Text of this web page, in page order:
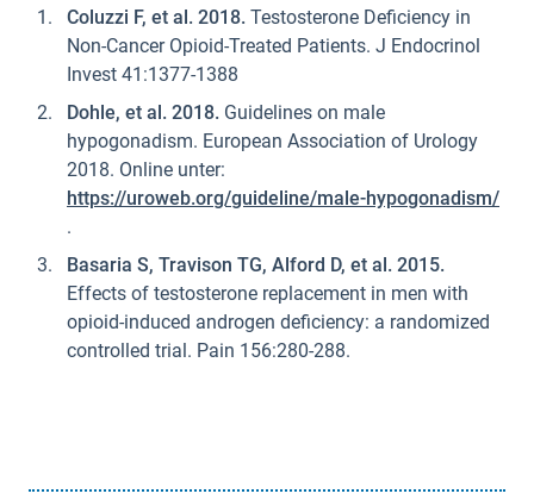
Coluzzi F, et al. 2018. Testosterone Deficiency in
Non-Cancer Opioid-Treated Patients. J Endocrinol
Invest 41:1377-1388
Dohle, et al. 2018. Guidelines on male
hypogonadism. European Association of Urology
2018. Online unter:
https://uroweb.org/guideline/male-hypogonadism/
.
Basaria S, Travison TG, Alford D, et al. 2015.
Effects of testosterone replacement in men with
opioid-induced androgen deficiency: a randomized
controlled trial. Pain 156:280-288.